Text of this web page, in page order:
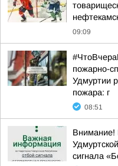
09:09
пожарно-
Удмуртии
пожара: г
08:51
Внимание!
сигнала